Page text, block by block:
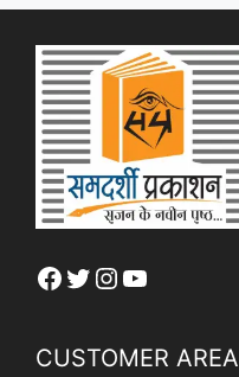
Facebook
Twitter
Instagram
YouTube
CUSTOMER AREA